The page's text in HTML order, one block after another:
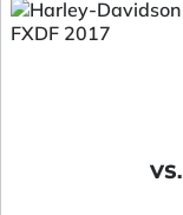
VS.